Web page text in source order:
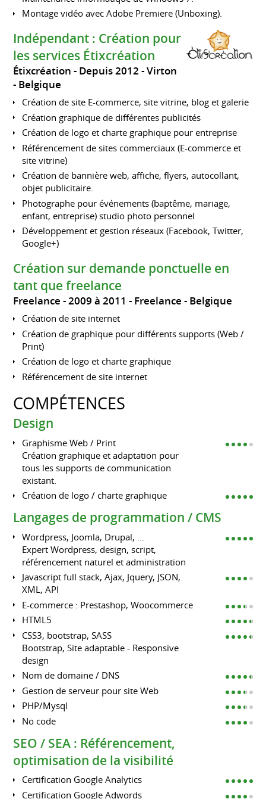
Montage vidéo avec Adobe Premiere (Unboxing).
Indépendant : Création pour
les services Étixcréation
Étixcréation Depuis 2012 Virton
Belgique
Création de site E-commerce, site vitrine, blog et galerie
Création graphique de différentes publicités
Création de logo et charte graphique pour entreprise
Référencement de sites commerciaux (E-commerce et
site vitrine)
Création de bannière web, affiche, flyers, autocollant,
objet publicitaire.
Photographe pour événements (baptême, mariage,
enfant, entreprise) studio photo personnel
Développement et gestion réseaux (Facebook, Twitter,
Google+)
Création sur demande ponctuelle en
tant que freelance
Freelance 2009 à 2011 Freelance Belgique
Création de site internet
Création de graphique pour différents supports (Web /
Print)
Création de logo et charte graphique
Référencement de site internet
COMPÉTENCES
Design
Graphisme Web / Print
Création graphique et adaptation pour
tous les supports de communication
existant.
Création de logo / charte graphique
Langages de programmation / CMS
Wordpress, Joomla, Drupal, ...
Expert Wordpress, design, script,
référencement naturel et administration
Javascript full stack, Ajax, Jquery, JSON,
XML, API
E-commerce : Prestashop, Woocommerce
HTML5
CSS3, bootstrap, SASS
Bootstrap, Site adaptable - Responsive
design
Nom de domaine / DNS
Gestion de serveur pour site Web
PHP/Mysql
No code
SEO / SEA : Référencement,
optimisation de la visibilité
Certification Google Analytics
Certification Google Adwords